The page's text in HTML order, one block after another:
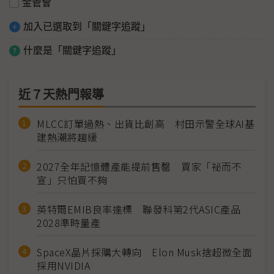
金管會
加入已選取到「關鍵字追蹤」
什麼是「關鍵字追蹤」
近７天熱門報導
MLCC訂單過熱、出貨比創高 村田示警全球AI基
建熱潮將趨緩
2027全年記憶體產能提前售罄 買家「祕而不
宣」只怕買不夠
英特爾EMIB良率達標 聯發科第2代ASIC產品
2028準時量產
SpaceX晶片採購大轉向 Elon Musk捨超微全面
採用NVIDIA